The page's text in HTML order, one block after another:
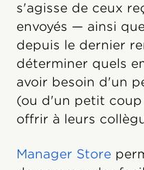
s'agisse de ceux
envoyés — ainsi
depuis le dernier
déterminer quels
avoir besoin d'un
(ou d'un petit
offrir à leurs
Manager Store